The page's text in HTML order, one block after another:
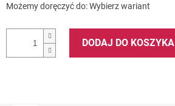
Możemy doręczyć do:Wybierz wariant
DODAJ DO KOSZYKA